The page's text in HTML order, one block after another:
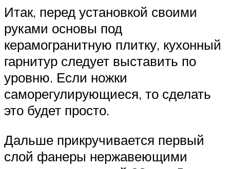
Итак, перед установкой своими
руками основы под
керамогранитную плитку, кухонный
гарнитур следует выставить по
уровню. Если ножки
саморегулирующиеся, то сделать
это будет просто.
Дальше прикручивается первый
слой фанеры нержавеющими